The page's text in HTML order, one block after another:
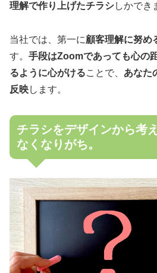
理解で作り上げたチラシしかでき
当社では、第一に顧客理解に努め
す。 手段はZoomであっても心の
るように心がけることで、 あなた
反映します。
チラシをデザインから考
なくなりがち。